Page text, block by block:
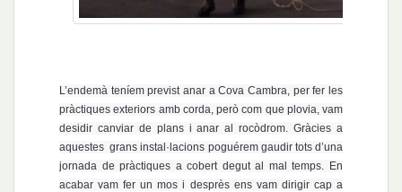
L’endemà teníem previst anar a Cova Cambra, per fer les
pràctiques exteriors amb corda, però com que plovia, vam
desidir canviar de plans i anar al rocòdrom.Gràcies a
aquestesgrans instal·lacions poguérem gaudir tots d’una
jornada de pràctiques a cobert degut al mal temps. En
acabar vam fer un mos i desprès ens vam dirigir cap a